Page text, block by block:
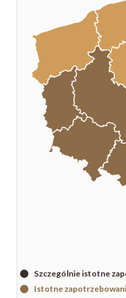
Szczególnie istotne
Istotne